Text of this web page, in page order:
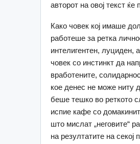
авторот на овој текст
Како човек кој имаше
работеше за ретка
интелигентен, луциден,
човек со инстинкт да
вработените,
кое денес не може ниту
беше тешко во реткото
испие кафе со
што мислат „неговите“
на резултатите на секој